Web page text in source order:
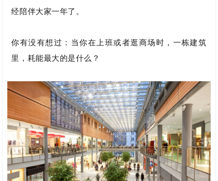
经陪伴大家一年了。
你有没有想过：当你在上班或者逛商场时，一栋建筑
里，耗能最大的是什么？